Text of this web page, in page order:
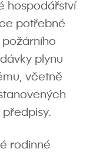
hospodářství
potřebné
požárního
plynu
včetně
rodinné